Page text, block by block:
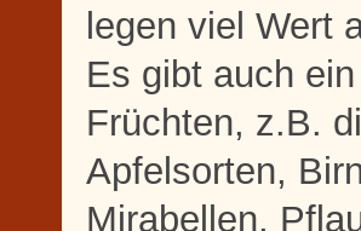
legen viel Wert
Es gibt auch
Früchten, z.B.
Apfelsorten,
Mirabellen,